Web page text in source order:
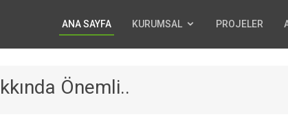
ANA SAYFA KURUMSAL PROJELER
Önemli..